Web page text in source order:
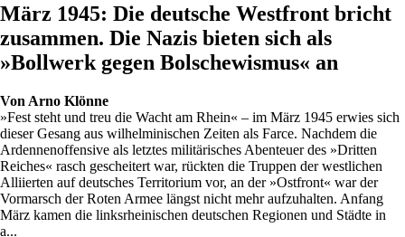
März 1945: Die deutsche Westfront bricht
zusammen. Die Nazis bieten sich als
»Bollwerk gegen Bolschewismus« an
Von Arno Klönne
»Fest steht und treu die Wacht am Rhein« – im März 1945 erwies sich
dieser Gesang aus wilhelminischen Zeiten als Farce. Nachdem die
Ardennenoffensive als letztes militärisches Abenteuer des »Dritten
Reiches« rasch gescheitert war, rückten die Truppen der westlichen
Alliierten auf deutsches Territorium vor, an der »Ostfront« war der
Vormarsch der Roten Armee längst nicht mehr aufzuhalten. Anfang
März kamen die linksrheinischen deutschen Regionen und Städte in
a...